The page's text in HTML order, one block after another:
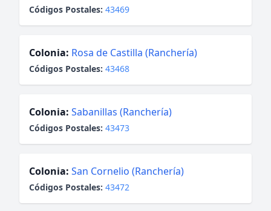
Códigos Postales: 43469
Colonia: Rosa de Castilla (Ranchería)
Códigos Postales: 43468
Colonia: Sabanillas (Ranchería)
Códigos Postales: 43473
Colonia: San Cornelio (Ranchería)
Códigos Postales: 43472